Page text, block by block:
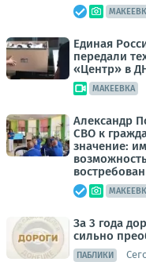
Единая
передали
«Центр» в
МАКЕЕВКА
Александр
СВО к
значение:
За 3 года
сильно
ПАБЛИКИ